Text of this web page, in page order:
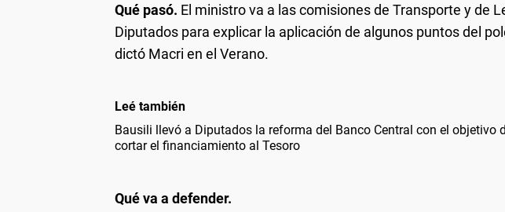
Qué pasó. El ministro va a las comisiones de Transporte y de
Diputados para explicar la aplicación de algunos puntos del
dictó Macri en el Verano.
Leé también
Bausili llevó a Diputados la reforma del Banco Central con el objetivo
cortar el financiamiento al Tesoro
Qué va a defender.